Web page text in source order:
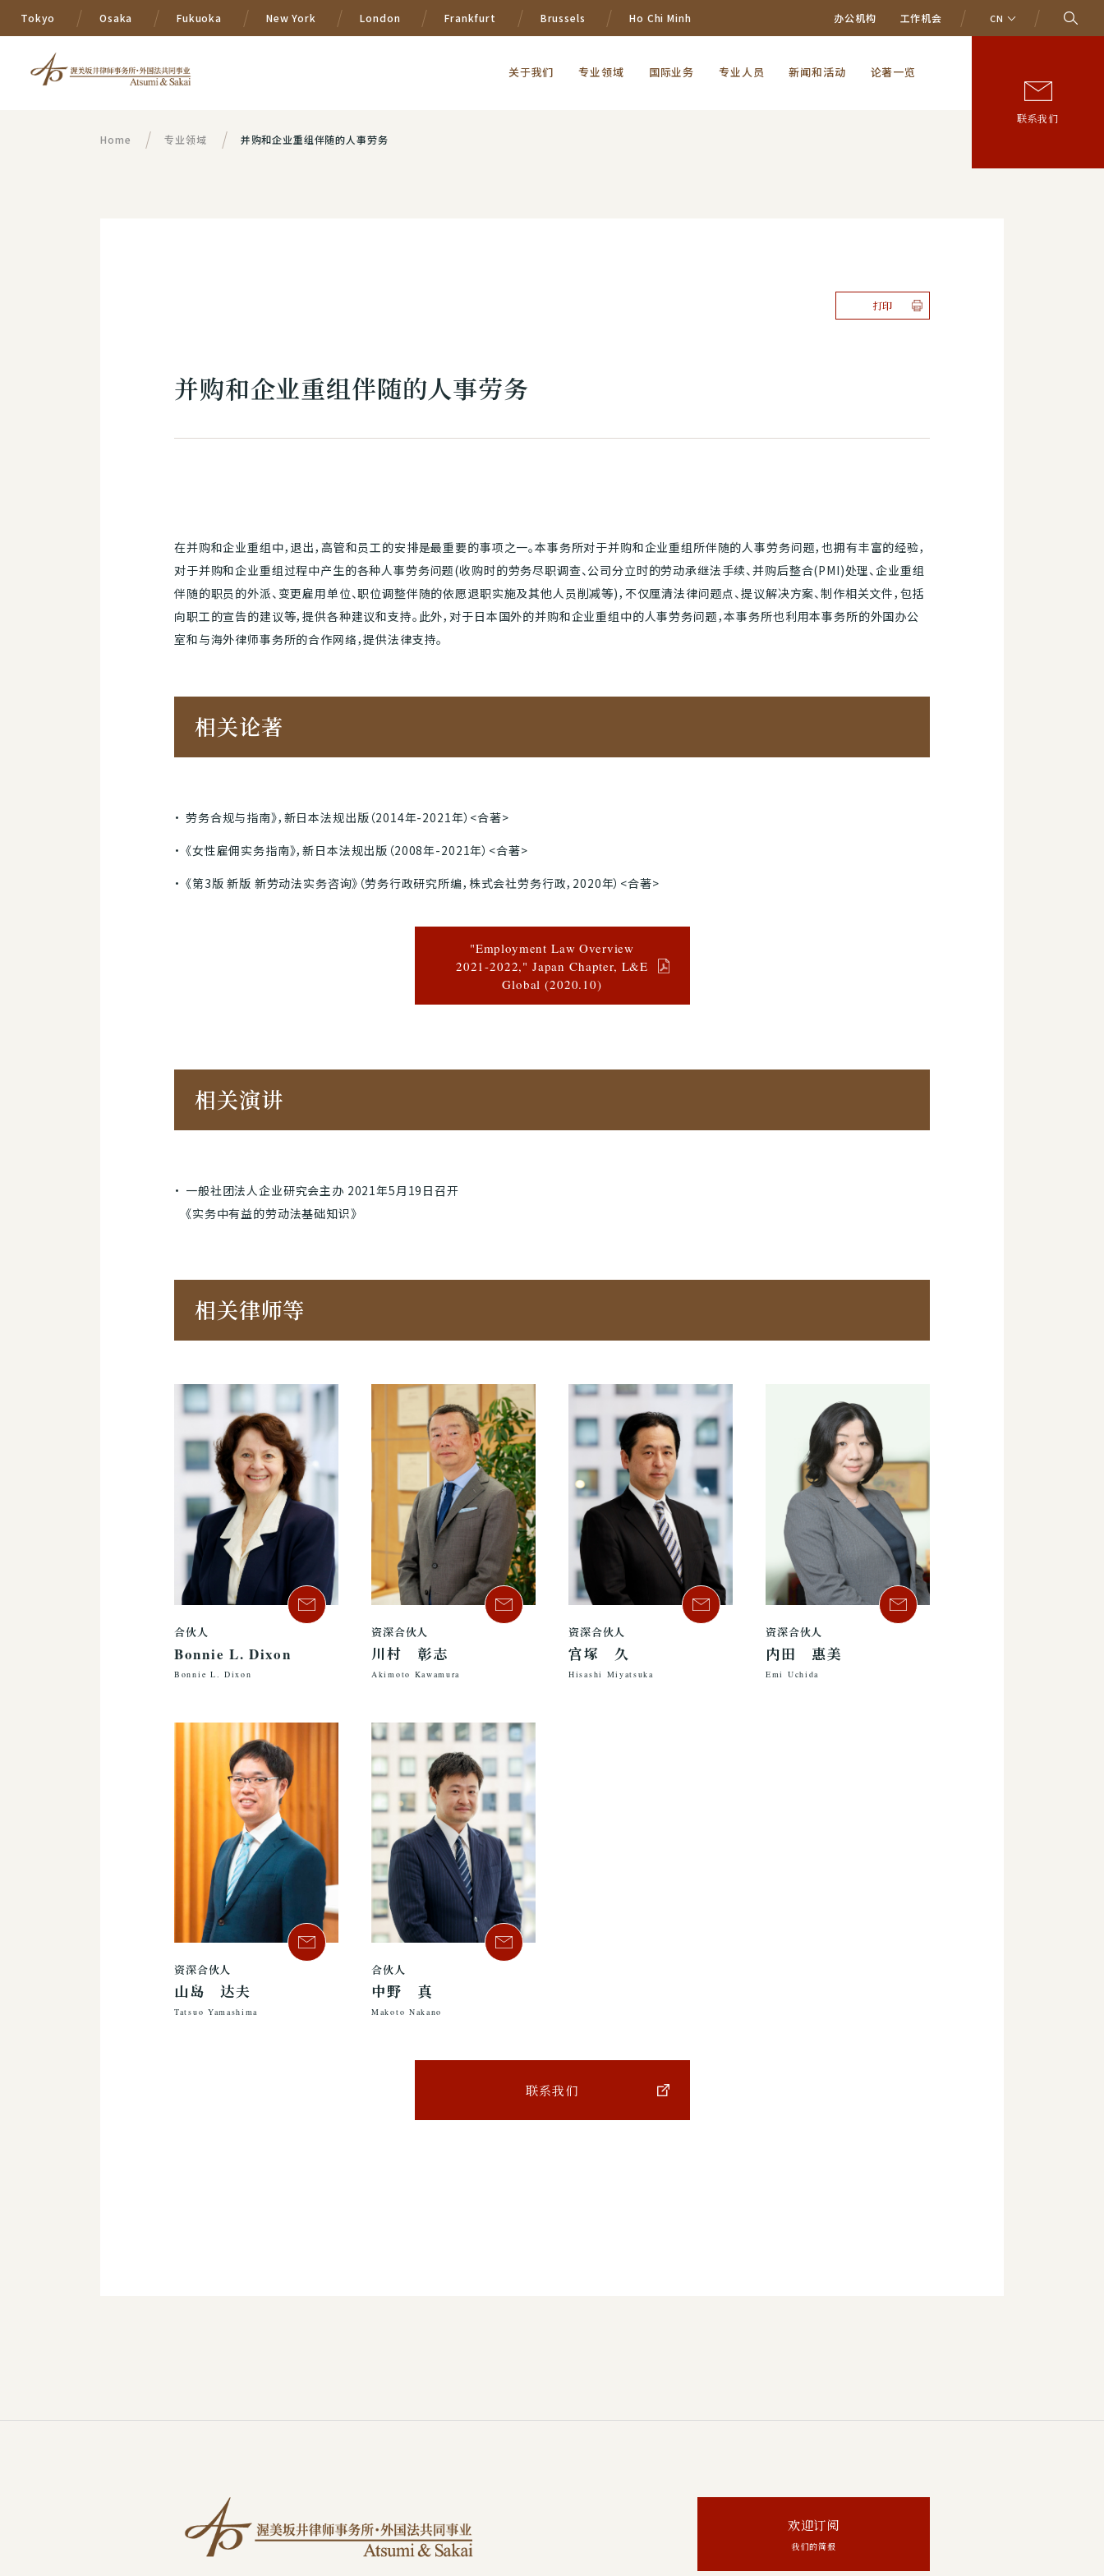
Tokyo Osaka Fukuoka New York London Frankfurt Brussels Ho Chi Minh 办公机构 工作机会 CN
关于我们 专业领域 国际业务 专业人员 新闻和活动 论著一览
联系我们
Home 专业领域 并购和企业重组伴随的人事劳务
打印
并购和企业重组伴随的人事劳务
在并购和企业重组中，退出，高管和员工的安排是最重要的事项之一。本事务所对于并购和企业重组所伴随的人事劳务问题，也拥有丰富的经验，
对于并购和企业重组过程中产生的各种人事劳务问题(收购时的劳务尽职调查、公司分立时的劳动承继法手续、并购后整合(PMI)处理、企业重组
伴随的职员的外派、变更雇用单位、职位调整伴随的依愿退职实施及其他人员削减等)，不仅厘清法律问题点、提议解决方案、制作相关文件，包括
向职工的宣告的建议等，提供各种建议和支持。此外，对于日本国外的并购和企业重组中的人事劳务问题，本事务所也利用本事务所的外国办公
室和与海外律师事务所的合作网络，提供法律支持。
相关论著
劳务合规与指南》，新日本法规出版（2014年-2021年）<合著>
《女性雇佣实务指南》，新日本法规出版（2008年-2021年）<合著>
《第3版 新版 新劳动法实务咨询》（劳务行政研究所编，株式会社劳务行政，2020年）<合著>
"Employment Law Overview
2021-2022," Japan Chapter, L&E
Global (2020.10)
相关演讲
一般社团法人企业研究会主办 2021年5月19日召开
《实务中有益的劳动法基础知识》
相关律师等
合伙人
Bonnie L. Dixon
Bonnie L. Dixon
资深合伙人
川村 彰志
Akimoto Kawamura
资深合伙人
宫塚 久
Hisashi Miyatsuka
资深合伙人
内田 惠美
Emi Uchida
资深合伙人
山岛 达夫
Tatsuo Yamashima
合伙人
中野 真
Makoto Nakano
联系我们
欢迎订阅
我们的简报